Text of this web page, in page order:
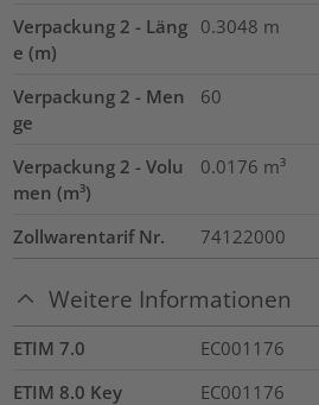
Verpackung 2 - Läng
e (m)
0.3048 m
Verpackung 2 - Men
ge
60
Verpackung 2 - Volu
men (m³)
0.0176 m³
Zollwarentarif Nr. 74122000
Weitere Informationen
ETIM 7.0
EC001176
ETIM 8.0 Key
EC001176